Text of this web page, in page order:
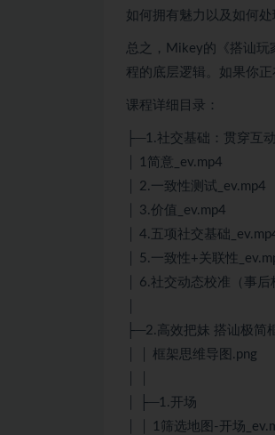
如何拥有魅力以及如何
总之，Mikey的《搭讪玩
程的底层逻辑。如果你
课程详细目录：
├─1.社交基础：贯穿互
│ 1简意_ev.mp4
│ 2.一致性测试_ev.mp4
│ 3.价值_ev.mp4
│ 4.五项社交基础
│ 5.一致性+关联性
│ 6.社交动态校准（事后
├─2.高效把妹 搭讪极简
│ │ 框架思维导图.png
│ ├─1.开场
│ │ 1筛选地图-开场